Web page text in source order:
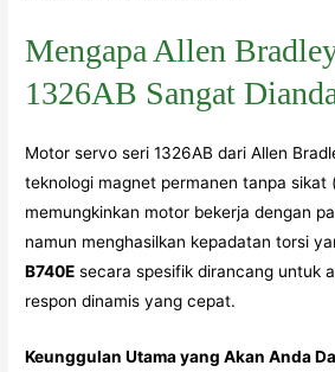
Mengapa Allen
1326AB Sangat
Motor servo seri 1326AB dari Allen
teknologi magnet permanen tanpa sikat
memungkinkan motor bekerja dengan
namun menghasilkan kepadatan torsi
B740E secara spesifik dirancang untuk
respon dinamis yang cepat.
Keunggulan Utama yang Akan Anda